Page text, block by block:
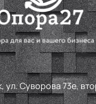
ул. Суворова 73е,